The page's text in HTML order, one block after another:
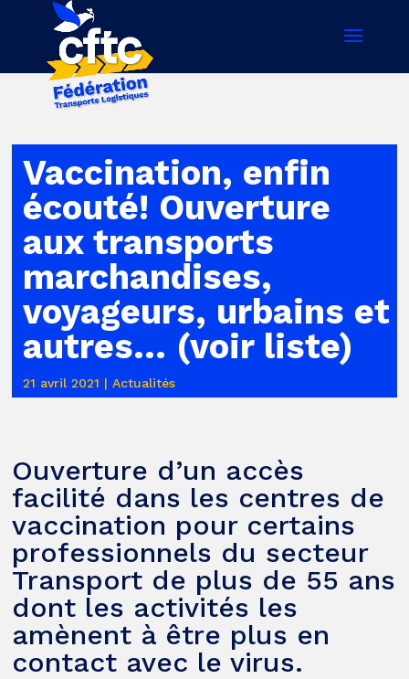
Vaccination, enfin
écouté! Ouverture
aux transports
marchandises,
voyageurs, urbains et
autres… (voir liste)
21 avril 2021 |Actualités
Ouverture d’un accès
facilité dans les centres de
vaccination pour certains
professionnels du secteur
Transport de plus de 55 ans
dont les activités les
amènent à être plus en
contact avec le virus.